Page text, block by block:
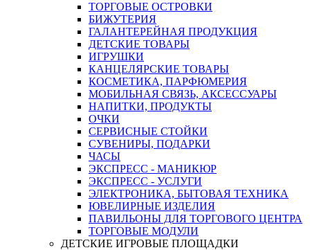
ТОРГОВЫЕ ОСТРОВКИ
БИЖУТЕРИЯ
ГАЛАНТЕРЕЙНАЯ ПРОДУКЦИЯ
ДЕТСКИЕ ТОВАРЫ
ИГРУШКИ
КАНЦЕЛЯРСКИЕ ТОВАРЫ
КОСМЕТИКА, ПАРФЮМЕРИЯ
МОБИЛЬНАЯ СВЯЗЬ, АКСЕССУАРЫ
НАПИТКИ, ПРОДУКТЫ
ОЧКИ
СЕРВИСНЫЕ СТОЙКИ
СУВЕНИРЫ, ПОДАРКИ
ЧАСЫ
ЭКСПРЕСС - МАНИКЮР
ЭКСПРЕСС - УСЛУГИ
ЭЛЕКТРОНИКА, БЫТОВАЯ ТЕХНИКА
ЮВЕЛИРНЫЕ ИЗДЕЛИЯ
ПАВИЛЬОНЫ ДЛЯ ТОРГОВОГО ЦЕНТРА
ТОРГОВЫЕ МОДУЛИ
ДЕТСКИЕ ИГРОВЫЕ ПЛОЩАДКИ